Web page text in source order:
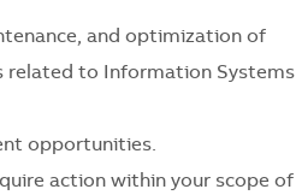
and optimization of
related to Information Systems
opportunities.
action within your scope of